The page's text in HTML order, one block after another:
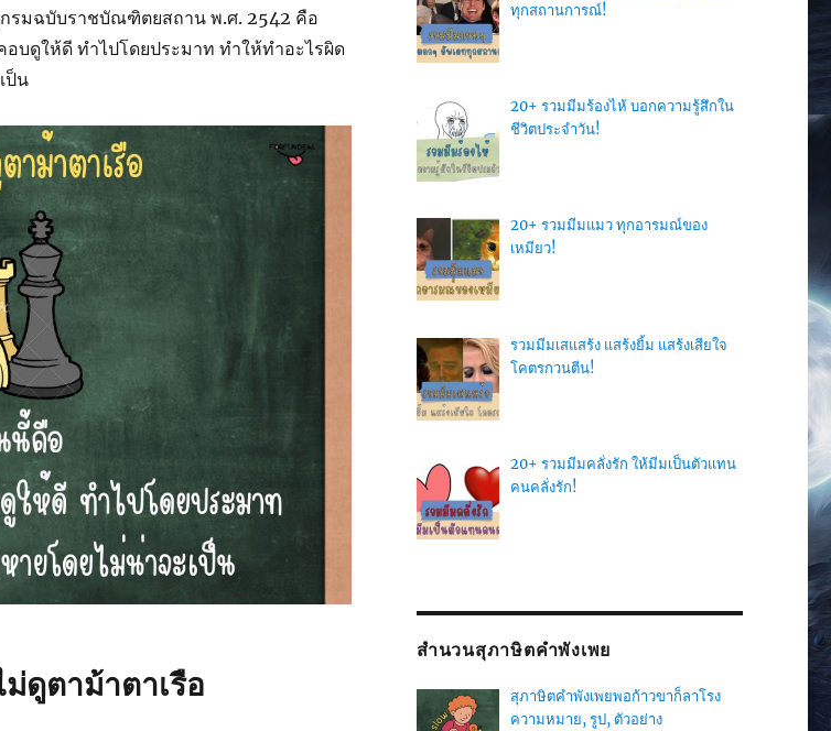
รมฉบับราชบัณฑิตยสถาน พ.ศ. 2542 คือ
บดูให้ดี ทำไปโดยประมาท ทำให้ทำอะไรผิด
ป็น
ดูตาม้าตาเรือ
ทุกสถานการณ์!
20+ รวมมีมร้องไห้ บอกความรู้สึกใน
ชีวิตประจำวัน!
20+ รวมมีมแมว ทุกอารมณ์ของ
เหมียว!
รวมมีมเสแสร้ง แสร้งยิ้ม แสร้งเสียใจ
โคตรกวนตีน!
20+ รวมมีมคลั่งรัก ให้มีมเป็นตัวแทน
คนคลั่งรัก!
สำนวนสุภาษิตคำพังเพย
สุภาษิตคำพังเพยพอก้าวขาก็ลาโรง
ความหมาย, รูป, ตัวอย่าง